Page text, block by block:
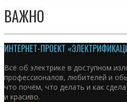
ВАЖНО
ИНТЕРНЕТ-ПРОЕКТ
Всё об электрике в доступном
профессионалов, любителей и
что почём, что делать и как
и красиво.